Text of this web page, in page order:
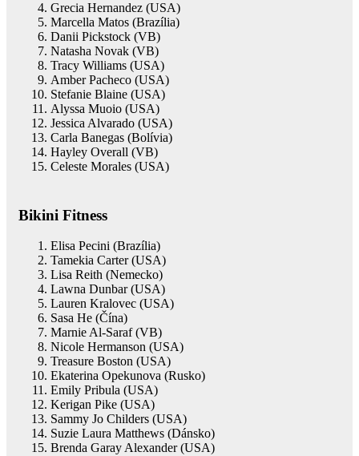
Grecia Hernandez (USA)
Marcella Matos (Brazília)
Danii Pickstock (VB)
Natasha Novak (VB)
Tracy Williams (USA)
Amber Pacheco (USA)
Stefanie Blaine (USA)
Alyssa Muoio (USA)
Jessica Alvarado (USA)
Carla Banegas (Bolívia)
Hayley Overall (VB)
Celeste Morales (USA)
Bikini Fitness
Elisa Pecini (Brazília)
Tamekia Carter (USA)
Lisa Reith (Nemecko)
Lawna Dunbar (USA)
Lauren Kralovec (USA)
Sasa He (Čína)
Marnie Al-Saraf (VB)
Nicole Hermanson (USA)
Treasure Boston (USA)
Ekaterina Opekunova (Rusko)
Emily Pribula (USA)
Kerigan Pike (USA)
Sammy Jo Childers (USA)
Suzie Laura Matthews (Dánsko)
Brenda Garay Alexander (USA)